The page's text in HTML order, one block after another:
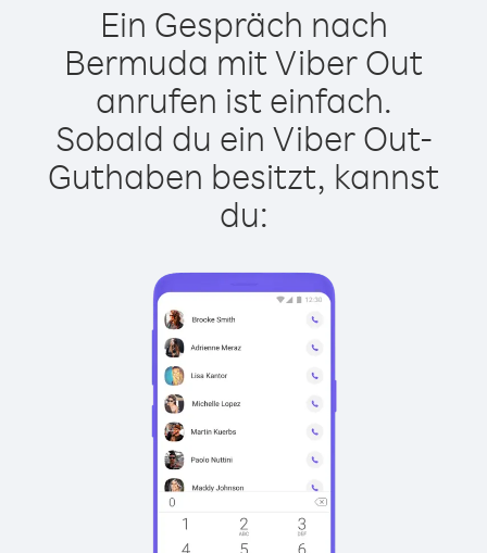
Ein Gespräch nach
Bermuda mit Viber Out
anrufen ist einfach.
Sobald du ein Viber Out-
Guthaben besitzt, kannst
du: